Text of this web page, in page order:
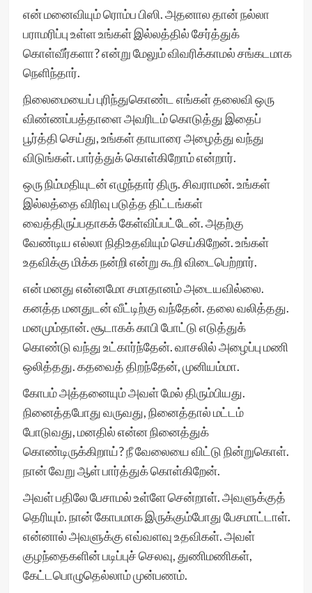
என் மனைவியும் ரொம்ப பிஸி. அதனால தான் நல்லா
பராமரிப்பு உள்ள உங்கள் இல்லத்தில் சேர்த்துக்
கொள்வீர்களா? என்று மேலும் விவரிக்காமல் சங்கடமாக
நெளிந்தார்.
நிலைமையைப் புரிந்துகொண்ட எங்கள் தலைவி ஒரு
விண்ணப்பத்தாளை அவரிடம் கொடுத்து இதைப்
பூர்த்தி செய்து, உங்கள் தாயாரை அழைத்து வந்து
விடுங்கள். பார்த்துக் கொள்கிறோம் என்றார்.
ஒரு நிம்மதியுடன் எழுந்தார் திரு. சிவராமன். உங்கள்
இல்லத்தை விரிவு படுத்த திட்டங்கள்
வைத்திருப்பதாகக் கேள்விப்பட்டேன். அதற்கு
வேண்டிய எல்லா நிதிஉதவியும் செய்கிறேன். உங்கள்
உதவிக்கு மிக்க நன்றி என்று கூறி விடைபெற்றார்.
என் மனது என்னமோ சமாதானம் அடையவில்லை.
கனத்த மனதுடன் வீட்டிற்கு வந்தேன். தலை வலித்தது.
மனமும்தான். சூடாகக் காபி போட்டு எடுத்துக்
கொண்டு வந்து உட்கார்ந்தேன். வாசலில் அழைப்பு மணி
ஒலித்தது. கதவைத் திறந்தேன், முனியம்மா.
கோபம் அத்தனையும் அவள் மேல் திரும்பியது.
நினைத்தபோது வருவது, நினைத்தால் மட்டம்
போடுவது, மனதில் என்ன நினைத்துக்
கொண்டிருக்கிறாய்? நீ வேலையை விட்டு நின்றுகொள்.
நான் வேறு ஆள் பார்த்துக் கொள்கிறேன்.
அவள் பதிலே பேசாமல் உள்ளே சென்றாள். அவளுக்குத்
தெரியும். நான் கோபமாக இருக்கும்போது பேசமாட்டாள்.
என்னால் அவளுக்கு எவ்வளவு உதவிகள். அவள்
குழந்தைகளின் படிப்புச் செலவு, துணிமணிகள்,
கேட்டபொழுதெல்லாம் முன்பணம்.